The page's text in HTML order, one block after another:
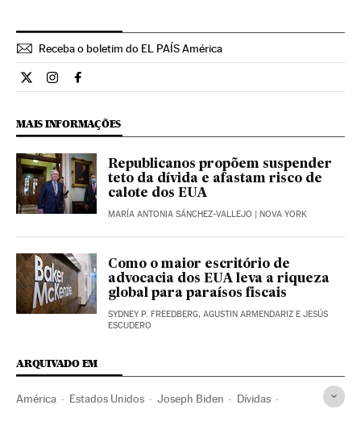
Receba o boletim do EL PAÍS América
Internacional El País Brasil en Twitter
Internacional El País Brasil en Instagram
Internacional El País Brasil en Facebook
MAIS INFORMAÇÕES
Republicanos propõem suspender
teto da dívida e afastam risco de
calote dos EUA
MARÍA ANTONIA SÁNCHEZ-VALLEJO | NOVA YORK
Como o maior escritório de
advocacia dos EUA leva a riqueza
global para paraísos fiscais
SYDNEY P. FREEDBERG, AGUSTIN ARMENDARIZ E JESÚS
ESCUDERO
ARQUIVADO EM
América Estados Unidos Joseph Biden Dívidas